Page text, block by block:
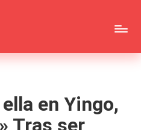
en Yingo,
Tras ser